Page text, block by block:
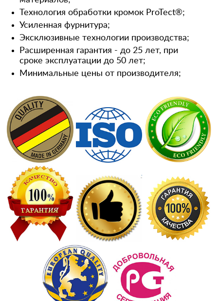
Технология обработки кромок ProTect®;
Усиленная фурнитура;
Эксклюзивные технологии производства;
Расширенная гарантия - до 25 лет, при
сроке эксплуатации до 50 лет;
Минимальные цены от производителя;